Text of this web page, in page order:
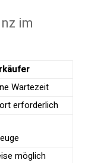
im
Wartezeit
erforderlich
möglich